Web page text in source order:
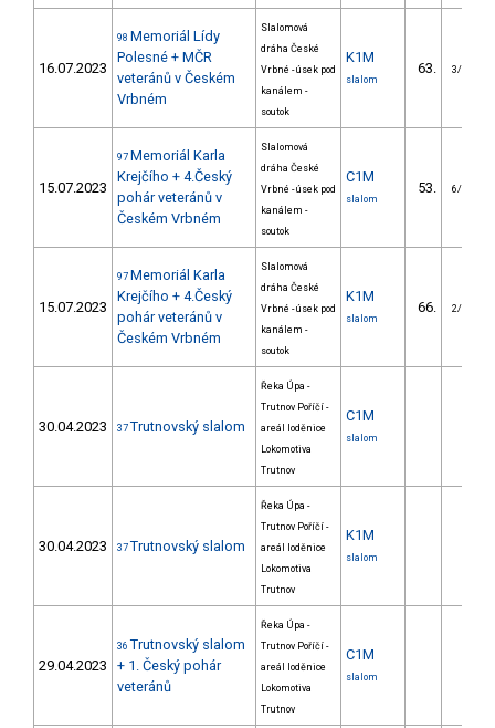
16.07.2023
98 Memoriál Lídy
Polesné + MČR
veteránů v Českém
Vrbném
Slalomová
dráha České
Vrbné - úsek pod
kanálem -
soutok
K1M
slalom
63. 3/VS
15.07.2023
97 Memoriál Karla
Krejčího + 4.Český
pohár veteránů v
Českém Vrbném
Slalomová
dráha České
Vrbné - úsek pod
kanálem -
soutok
C1M
slalom
53. 6/VS
15.07.2023
97 Memoriál Karla
Krejčího + 4.Český
pohár veteránů v
Českém Vrbném
Slalomová
dráha České
Vrbné - úsek pod
kanálem -
soutok
K1M
slalom
66. 2/VS
30.04.2023 37 Trutnovský slalom
Řeka Úpa -
Trutnov Poříčí -
areál loděnice
Lokomotiva
Trutnov
C1M
slalom
30.04.2023 37 Trutnovský slalom
Řeka Úpa -
Trutnov Poříčí -
areál loděnice
Lokomotiva
Trutnov
K1M
slalom
29.04.2023
36 Trutnovský slalom
+ 1. Český pohár
veteránů
Řeka Úpa -
Trutnov Poříčí -
areál loděnice
Lokomotiva
Trutnov
C1M
slalom